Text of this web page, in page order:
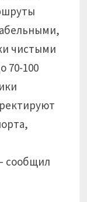
чистыми
70-100
сообщил